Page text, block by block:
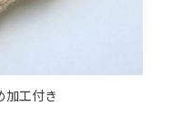
加工付き